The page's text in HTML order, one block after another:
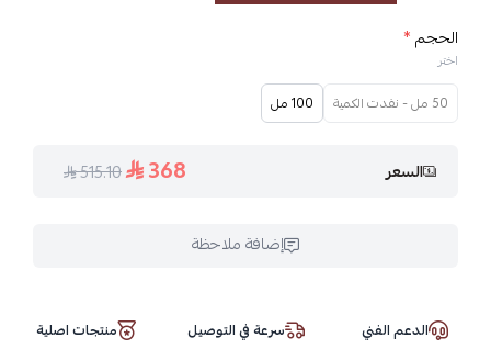
الحجم*
اختر
50 مل - نفدت الكمية 100 مل
السعر 368
515.10
إضافة ملاحظة
الدعم الفني سرعة في التوصيل منتجات اصلية